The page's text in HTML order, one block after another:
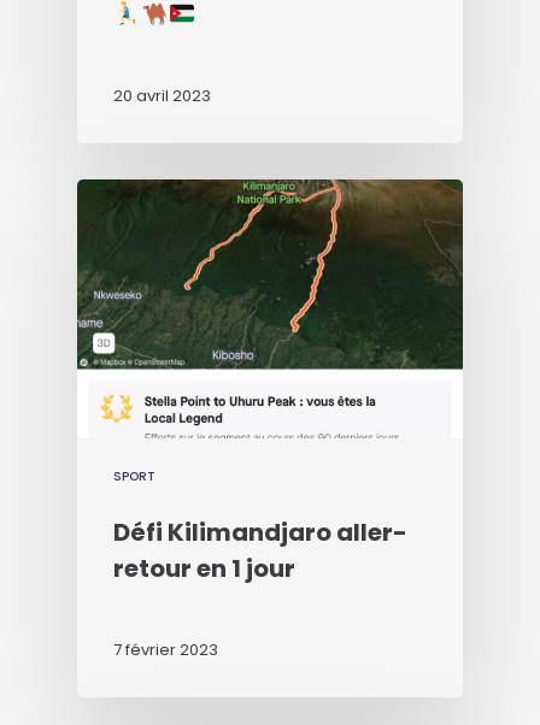
20 avril 2023
SPORT
Défi Kilimandjaro aller-
retour en 1 jour
7 février 2023